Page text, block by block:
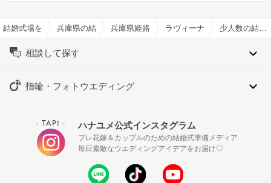
結婚式場を探すならハナユメ
兵庫県の結婚式場一覧兵庫県姫路市の結婚式場一覧ラヴィーナ姫路で結婚式 少人数の結婚式特集
相談して探す
指輪・フォトウエディング
＼ TAP! ／ ハナユメ公式インスタグラム
プレ花嫁＆カップルのための結婚式準備メディア
毎日素敵なウエディングアイデアをお届け♡